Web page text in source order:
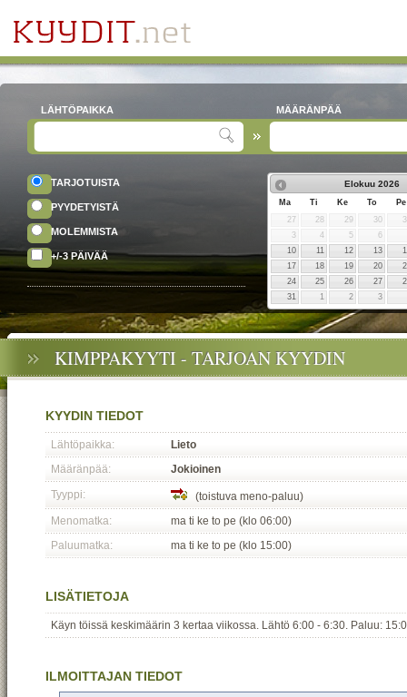
LÄHTÖPAIKKA MÄÄRÄNPÄÄ
TARJOTUISTA
PYYDETYISTÄ
MOLEMMISTA
+/-3 PÄIVÄÄ
Elokuu 2026
Ma Ti Ke To
Pe
27
28 29 30
3
4 5
6
10
11 12 13
17
18 19 20
24
25 26 27
31
1 2 3
KIMPPAKYYTI - TARJOAN KYYDIN
KYYDIN TIEDOT
Lähtöpaikka:
Lieto
Määränpää:
Jokioinen
Tyyppi:
(toistuva meno-paluu)
Menomatka:
ma ti ke to pe (klo 06:00)
Paluumatka:
ma ti ke to pe (klo 15:00)
LISÄTIETOJA
Käyn töissä keskimäärin 3 kertaa viikossa. Lähtö 6:00 - 6:30. Paluu:
ILMOITTAJAN TIEDOT